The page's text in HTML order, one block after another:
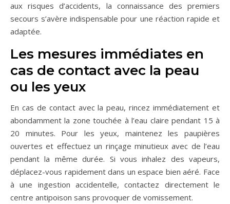
aux risques d’accidents, la connaissance des premiers
secours s’avère indispensable pour une réaction rapide et
adaptée.
Les mesures immédiates en
cas de contact avec la peau
ou les yeux
En cas de contact avec la peau, rincez immédiatement et
abondamment la zone touchée à l’eau claire pendant 15 à
20 minutes. Pour les yeux, maintenez les paupières
ouvertes et effectuez un rinçage minutieux avec de l’eau
pendant la même durée. Si vous inhalez des vapeurs,
déplacez-vous rapidement dans un espace bien aéré. Face
à une ingestion accidentelle, contactez directement le
centre antipoison sans provoquer de vomissement.